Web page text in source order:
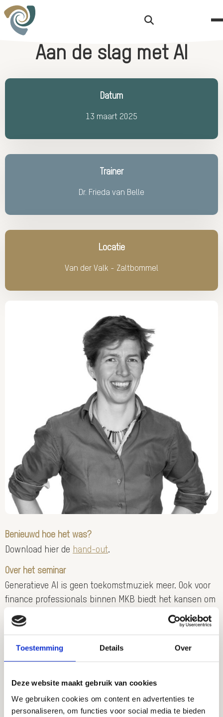
Toestemming Details Over
Deze website maakt gebruik van cookies
We gebruiken cookies om content en advertenties te
personaliseren, om functies voor social media te bieden
Zoekknop
Aan de slag met AI
Datum
13 maart 2025
Trainer
Dr. Frieda van Belle
Locatie
Van der Valk - Zaltbommel
Benieuwd hoe het was?
Download hier de hand-out.
Over het seminar
Generatieve AI is geen toekomstmuziek meer. Ook voor
finance professionals binnen MKB biedt het kansen om
slimmer, sneller en beter te werken. Maar hoe begin je?
Tijdens dit seminar verkennen wij niet alleen de stand
organisatie zónder complexe AI-strategie aan de slag te
gaan. Denk aan cross-functionele initiatieven en de
vaardigheden die jouw team nodig heeft. Aan het eind